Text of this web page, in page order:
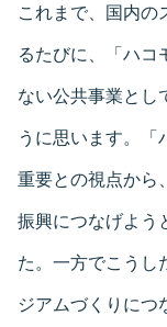
これまで、国内の
るたびに、「ハコ
ない公共事業とし
うに思います。「
重要との視点から
振興につなげよう
た。一方でこうし
ジアムづくりにつ